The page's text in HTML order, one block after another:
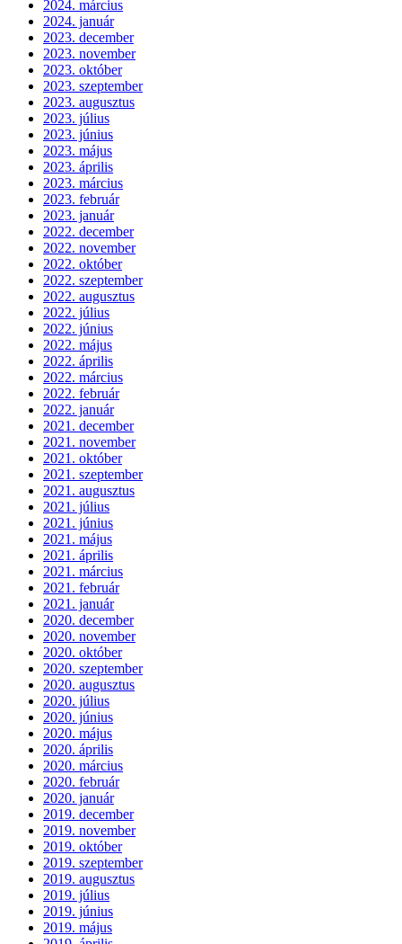
2024. március
2024. január
2023. december
2023. november
2023. október
2023. szeptember
2023. augusztus
2023. július
2023. június
2023. május
2023. április
2023. március
2023. február
2023. január
2022. december
2022. november
2022. október
2022. szeptember
2022. augusztus
2022. július
2022. június
2022. május
2022. április
2022. március
2022. február
2022. január
2021. december
2021. november
2021. október
2021. szeptember
2021. augusztus
2021. július
2021. június
2021. május
2021. április
2021. március
2021. február
2021. január
2020. december
2020. november
2020. október
2020. szeptember
2020. augusztus
2020. július
2020. június
2020. május
2020. április
2020. március
2020. február
2020. január
2019. december
2019. november
2019. október
2019. szeptember
2019. augusztus
2019. július
2019. június
2019. május